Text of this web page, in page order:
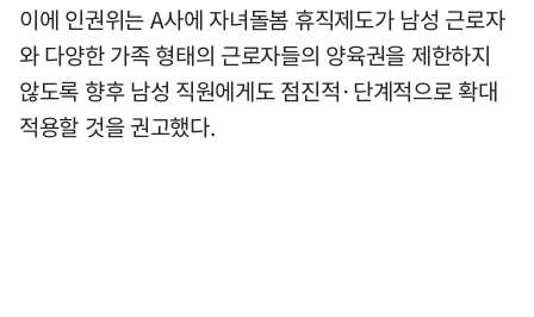
이에 인권위는 A사에 자녀돌봄 휴직제도가 남성 근로자
와 다양한 가족 형태의 근로자들의 양육권을 제한하지
않도록 향후 남성 직원에게도 점진적·단계적으로 확대
적용할 것을 권고했다.